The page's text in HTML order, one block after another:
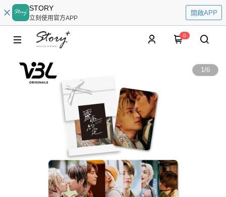
STORY
立刻使用官方APP
開啟APP
0
1/6